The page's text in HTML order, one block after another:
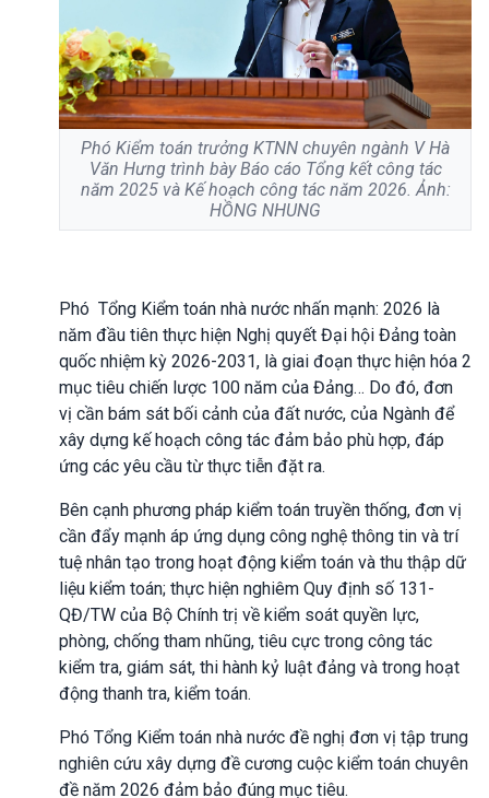
Phó Kiểm toán trưởng KTNN chuyên ngành V Hà
Văn Hưng trình bày Báo cáo Tổng kết công tác
năm 2025 và Kế hoạch công tác năm 2026. Ảnh:
HỒNG NHUNG
Phó Tổng Kiểm toán nhà nước nhấn mạnh: 2026 là
năm đầu tiên thực hiện Nghị quyết Đại hội Đảng toàn
quốc nhiệm kỳ 2026-2031, là giai đoạn thực hiện hóa 2
mục tiêu chiến lược 100 năm của Đảng… Do đó, đơn
vị cần bám sát bối cảnh của đất nước, của Ngành để
xây dựng kế hoạch công tác đảm bảo phù hợp, đáp
ứng các yêu cầu từ thực tiễn đặt ra.
Bên cạnh phương pháp kiểm toán truyền thống, đơn vị
cần đẩy mạnh áp ứng dụng công nghệ thông tin và trí
tuệ nhân tạo trong hoạt động kiểm toán và thu thập dữ
liệu kiểm toán; thực hiện nghiêm Quy định số 131-
QĐ/TW của Bộ Chính trị về kiểm soát quyền lực,
phòng, chống tham nhũng, tiêu cực trong công tác
kiểm tra, giám sát, thi hành kỷ luật đảng và trong hoạt
động thanh tra, kiểm toán.
Phó Tổng Kiểm toán nhà nước đề nghị đơn vị tập trung
nghiên cứu xây dựng đề cương cuộc kiểm toán chuyên
đề năm 2026 đảm bảo đúng mục tiêu.